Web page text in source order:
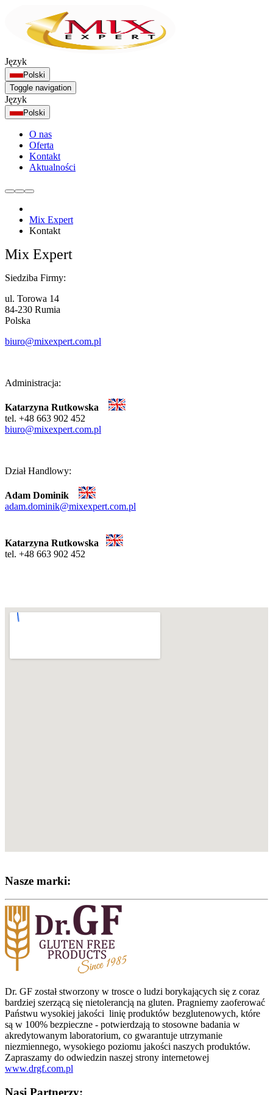
Język
Polski
Toggle navigation
Język
Polski
O nas
Oferta
Kontakt
Aktualności
Mix Expert
Kontakt
Mix Expert
Siedziba Firmy:
ul. Torowa 14
84-230 Rumia
Polska
biuro@mixexpert.com.pl
Administracja:
Katarzyna Rutkowska
tel. +48 663 902 452
biuro@mixexpert.com.pl
Dział Handlowy:
Adam Dominik
adam.dominik@mixexpert.com.pl
Katarzyna Rutkowska
tel. +48 663 902 452
Nasze marki:
Dr. GF został stworzony w trosce o ludzi borykających się z coraz
bardziej szerzącą się nietolerancją na gluten. Pragniemy zaoferować
Państwu wysokiej jakości linię produktów bezglutenowych, które
są w 100% bezpieczne - potwierdzają to stosowne badania w
akredytowanym laboratorium, co gwarantuje utrzymanie
niezmiennego, wysokiego poziomu jakości naszych produktów.
Zapraszamy do odwiedzin naszej strony internetowej
www.drgf.com.pl
Nasi Partnerzy: